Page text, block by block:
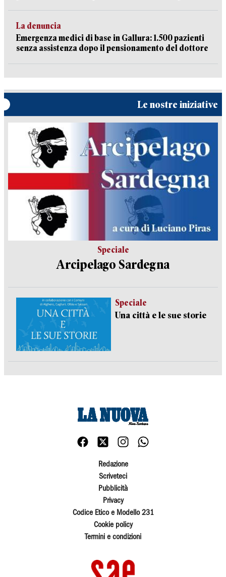
La denuncia
Emergenza medici di base in Gallura: 1.500 pazienti
senza assistenza dopo il pensionamento del dottore
Le nostre iniziative
Speciale
Arcipelago Sardegna
Speciale
Una città e le sue storie
Redazione
Scriveteci
Pubblicità
Privacy
Codice Etico e Modello 231
Cookie policy
Termini e condizioni